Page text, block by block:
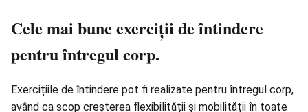
Cele mai bune exerciții de întindere
pentru întregul corp.
Exercițiile de întindere pot fi realizate pentru întregul corp,
având ca scop creșterea flexibilității și mobilității în toate